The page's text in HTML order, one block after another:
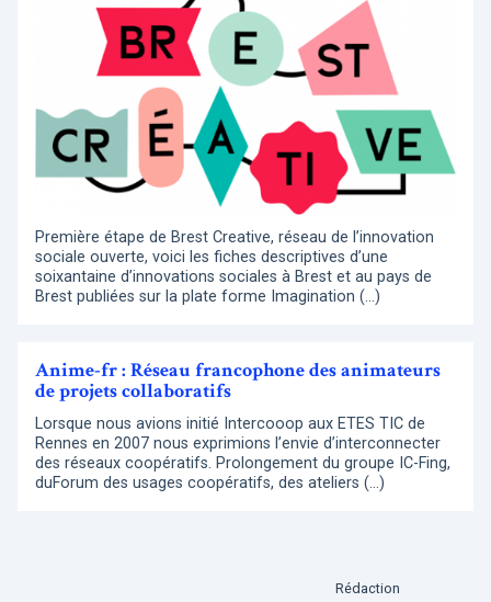
Première étape de Brest Creative, réseau de l’innovation
sociale ouverte, voici les fiches descriptives d’une
soixantaine d’innovations sociales à Brest et au pays de
Brest publiées sur la plate forme Imagination (…)
Anime-fr : Réseau francophone des animateurs
de projets collaboratifs
Lorsque nous avions initié Intercooop aux ETES TIC de
Rennes en 2007 nous exprimions l’envie d’interconnecter
des réseaux coopératifs. Prolongement du groupe IC-Fing,
duForum des usages coopératifs, des ateliers (…)
Rédaction